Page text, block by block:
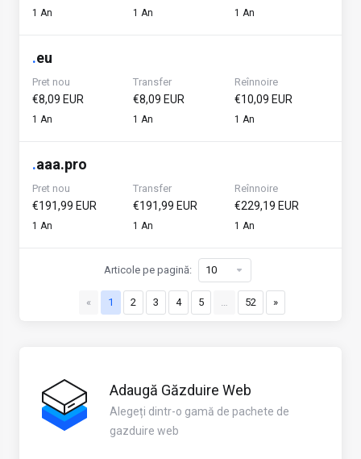
1 An 1 An 1 An
.eu
Pret nou
€8,09 EUR
1 An
Transfer
€8,09 EUR
1 An
Reînnoire
€10,09 EUR
1 An
.aaa.pro
Pret nou
€191,99 EUR
1 An
Transfer
€191,99 EUR
1 An
Reînnoire
€229,19 EUR
1 An
« 1 2 3 4 5 … 52 »
Articole pe pagină:
Adaugă Găzduire Web
Alegeți dintr-o gamă de pachete de
gazduire web